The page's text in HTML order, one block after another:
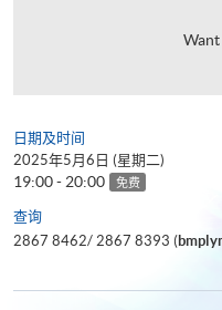
日期及时间
2025年5月6日 (星期二)
19:00 - 20:00 免费
查询
2867 8462/ 2867 8393 (